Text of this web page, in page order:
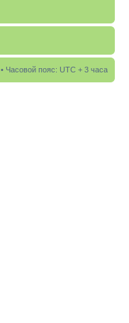
• Часовой пояс: UTC + 3 часа